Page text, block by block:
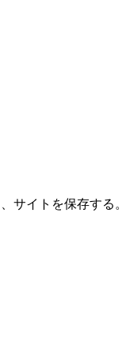
サイトを保存する。